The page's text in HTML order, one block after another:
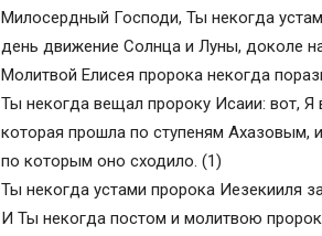
Милосердный Господи, Ты некогда
день движение Солнца и Луны, доколе
Молитвой Елисея пророка некогда
Ты некогда вещал пророку Исаии: вот, Я
которая прошла по ступеням Ахазовым,
по которым оно сходило. (1)
Ты некогда устами пророка Иезекииля
И Ты некогда постом и молитвою